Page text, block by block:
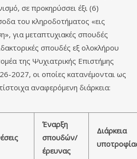
σε προκηρύσσει έξι (6)
του κληροδοτήματος «εις
για μεταπτυχιακές σπουδές
σπουδές εξ ολοκλήρου
της Ψυχιατρικής Επιστήμης
2027, οι οποίες κατανέμονται ως
αναφερόμενη διάρκεια:
Έναρξη
σπουδών/
έρευνας
Διάρκεια